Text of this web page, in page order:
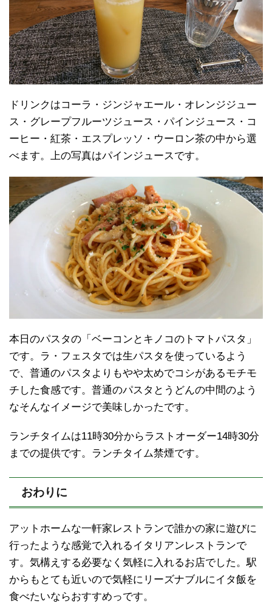
ドリンクはコーラ・ジンジャエール・オレンジジュー
ス・グレープフルーツジュース・パインジュース・コ
ーヒー・紅茶・エスプレッソ・ウーロン茶の中から選
べます。上の写真はパインジュースです。
本日のパスタの「ベーコンとキノコのトマトパスタ」
です。ラ・フェスタでは生パスタを使っているよう
で、普通のパスタよりもやや太めでコシがあるモチモ
チした食感です。普通のパスタとうどんの中間のよう
なそんなイメージで美味しかったです。
ランチタイムは11時30分からラストオーダー14時30分
までの提供です。ランチタイム禁煙です。
おわりに
アットホームな一軒家レストランで誰かの家に遊びに
行ったような感覚で入れるイタリアンレストランで
す。気構えする必要なく気軽に入れるお店でした。駅
からもとても近いので気軽にリーズナブルにイタ飯を
食べたいならおすすめっです。